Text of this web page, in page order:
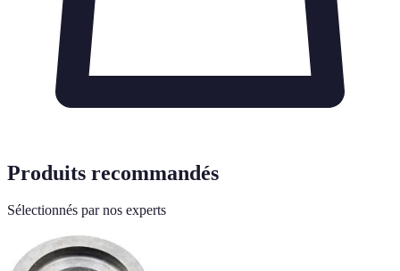
Produits recommandés
Sélectionnés par nos experts